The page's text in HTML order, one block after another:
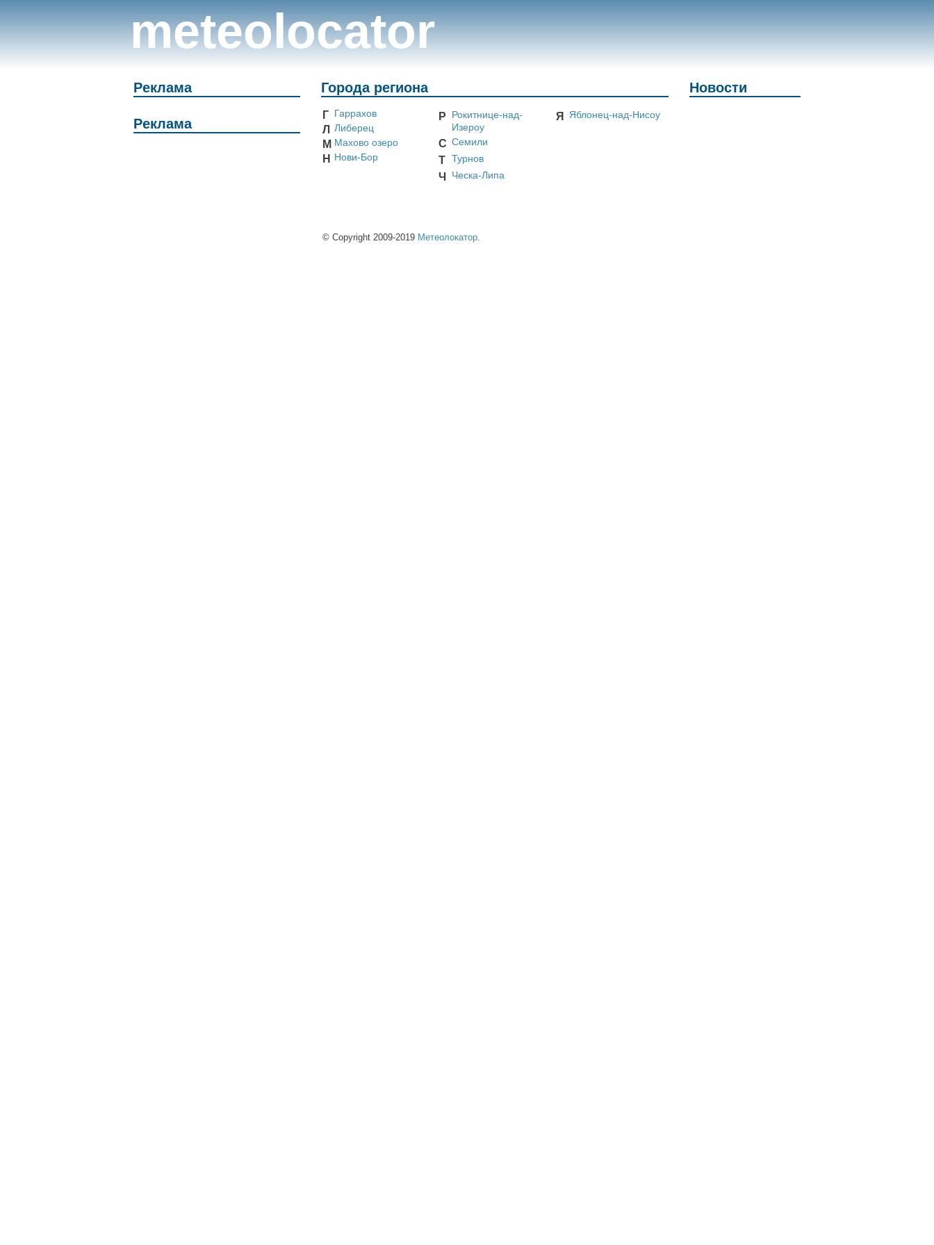
meteolocator
Реклама
Реклама
Города региона
Г Гаррахов
Л Либерец
М Махово озеро
Н Нови-Бор
Р
Рокитнице-над-
Изероу
С Семили
Т Турнов
Ч Ческа-Липа
Я Яблонец-над-Нисоу
© Copyright 2009-2019 Метеолокатор.
Новости